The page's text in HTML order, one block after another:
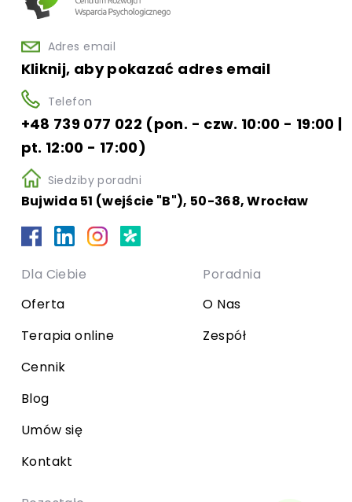
Adres email
Kliknij, aby pokazać adres email
Telefon
+48 739 077 022 (pon. - czw. 10:00 - 19:00 |
pt. 12:00 - 17:00)
Siedziby poradni
Bujwida 51 (wejście "B"), 50-368, Wrocław
Dla Ciebie
Oferta
Terapia online
Cennik
Blog
Umów się
Kontakt
Poradnia
O Nas
Zespół